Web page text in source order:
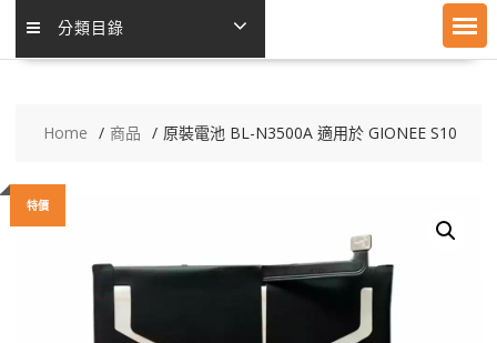
分類目錄
Home 商品 原裝電池 BL-N3500A 適用於 GIONEE S10
特價